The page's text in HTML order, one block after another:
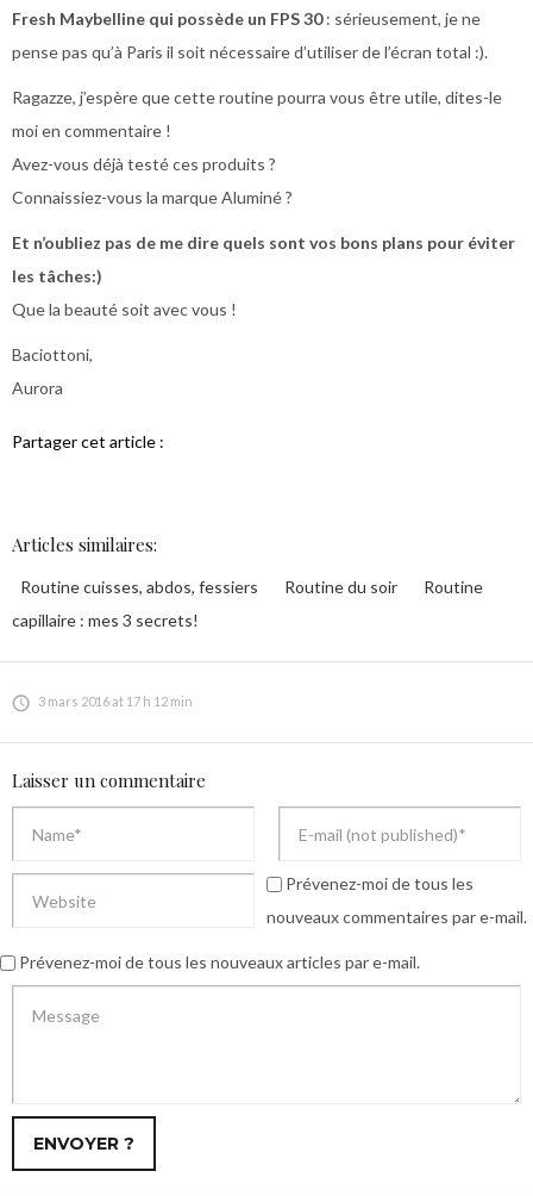
Fresh Maybelline qui possède un FPS 30: sérieusement, je ne
pense pas qu’à Paris il soit nécessaire d’utiliser de l’écran total :).
Ragazze, j’espère que cette routine pourra vous être utile, dites-le
moi en commentaire !
Avez-vous déjà testé ces produits ?
Connaissiez-vous la marque Aluminé ?
Et n’oubliez pas de me dire quels sont vos bons plans pour éviter
les tâches:)
Que la beauté soit avec vous !
Baciottoni,
Aurora
Partager cet article :
Articles similaires:
Routine cuisses, abdos, fessiers Routine du soir
Routine
capillaire : mes 3 secrets!
3 mars 2016 at 17 h 12 min
Laisser un commentaire
Prévenez-moi de tous les
nouveaux commentaires par e-mail.
Prévenez-moi de tous les nouveaux articles par e-mail.